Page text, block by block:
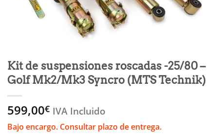
Kit de suspensiones roscadas -25/80 –
Golf Mk2/Mk3 Syncro (MTS Technik)
599,00€ IVA Incluido
Bajo encargo. Consultar plazo de entrega.